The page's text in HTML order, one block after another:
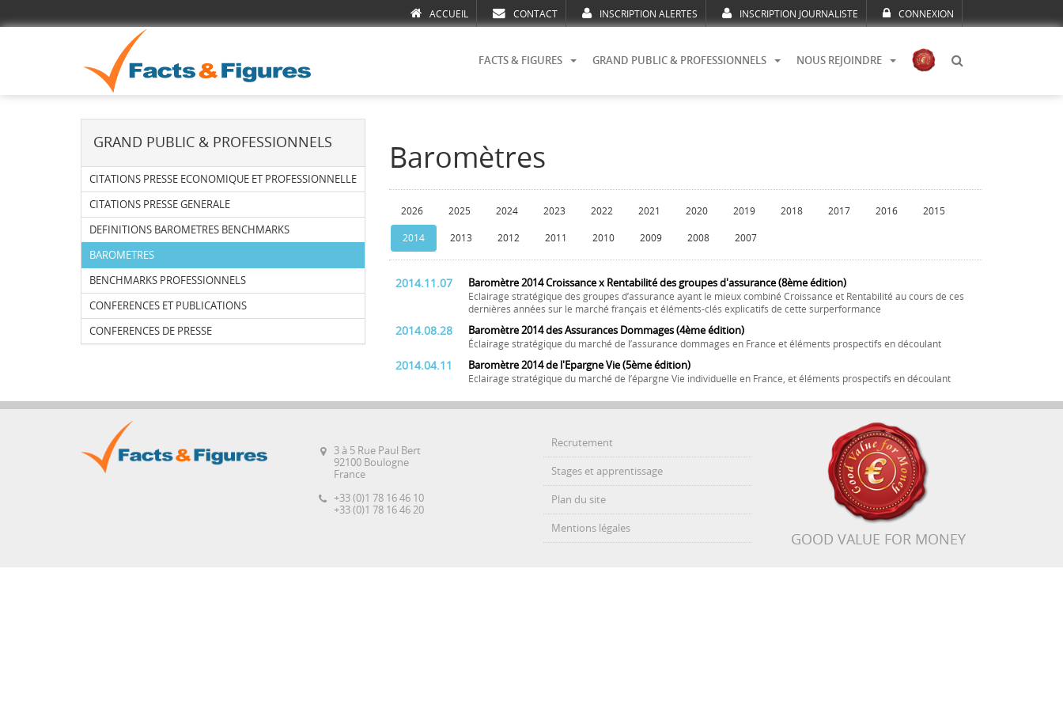
ACCUEIL CONTACT INSCRIPTION ALERTES INSCRIPTION JOURNALISTE CONNEXION
FACTS & FIGURES GRAND PUBLIC & PROFESSIONNELS NOUS REJOINDRE
GRAND PUBLIC & PROFESSIONNELS
CITATIONS PRESSE ECONOMIQUE ET PROFESSIONNELLE
CITATIONS PRESSE GENERALE
DEFINITIONS BAROMETRES BENCHMARKS
BAROMETRES
BENCHMARKS PROFESSIONNELS
CONFERENCES ET PUBLICATIONS
CONFERENCES DE PRESSE
Baromètres
2026 2025 2024 2023 2022 2021 2020 2019 2018 2017 2016 2015
2014 2013 2012 2011 2010 2009 2008 2007
2014.11.07 Baromètre 2014 Croissance x Rentabilité des groupes d'assurance (8ème édition)
Eclairage stratégique des groupes d’assurance ayant le mieux combiné Croissance et Rentabilité au cours de ces
dernières années sur le marché français et éléments-clés explicatifs de cette surperformance
2014.08.28 Baromètre 2014 des Assurances Dommages (4ème édition)
Éclairage stratégique du marché de l’assurance dommages en France et éléments prospectifs en découlant
2014.04.11 Baromètre 2014 de l'Epargne Vie (5ème édition)
Eclairage stratégique du marché de l’épargne Vie individuelle en France, et éléments prospectifs en découlant
3 à 5 Rue Paul Bert
92100 Boulogne
France
+33 (0)1 78 16 46 10
+33 (0)1 78 16 46 20
Recrutement
Stages et apprentissage
Plan du site
Mentions légales
GOOD VALUE FOR MONEY